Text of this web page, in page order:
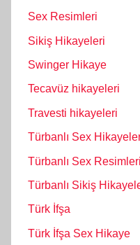
Sex Resimleri
Sikiş Hikayeleri
Swinger Hikaye
Tecavüz hikayeleri
Travesti hikayeleri
Türbanlı Sex
Türbanlı Sex Resimleri
Türbanlı Sikiş
Türk İfşa
Türk İfşa Sex Hikaye